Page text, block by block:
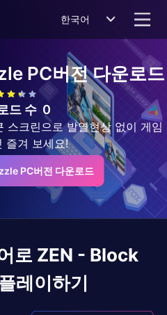
한국어
PC버전 다운로드
드 수 0
스크린으로 발열현상 없이 게임
즐겨 보세요!
PC버전 다운로드
로 ZEN - Block
플레이하기